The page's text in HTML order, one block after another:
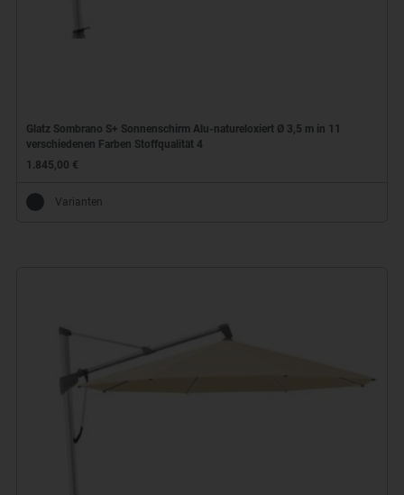
Glatz Sombrano S+ Sonnenschirm Alu-natureloxiert Ø 3,5 m in 11
verschiedenen Farben Stoffqualität 4
1.845,00 €
Varianten